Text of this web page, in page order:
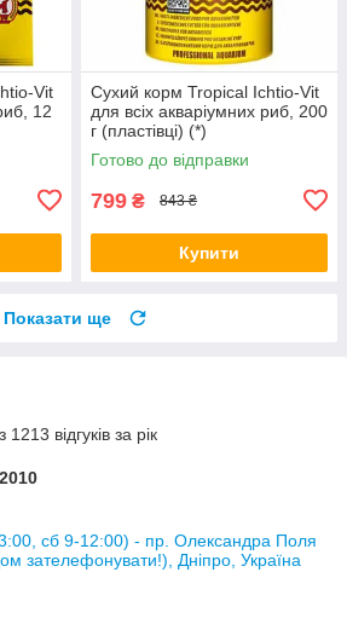
Vit
12
Сухий корм Tropical Ichtio-Vit
для всіх акваріумних риб, 200
г (пластівці) (*)
Готово до відправки
799 ₴ 843 ₴
Купити
Показати ще
відгуків за рік
сб 9-12:00) - пр. Олександра Поля
зателефонувати!), Дніпро, Україна